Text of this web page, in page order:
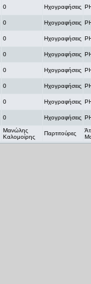
0 Ηχογραφήσεις
0 Ηχογραφήσεις
0 Ηχογραφήσεις
0 Ηχογραφήσεις
0 Ηχογραφήσεις
0 Ηχογραφήσεις
0 Ηχογραφήσεις
0 Ηχογραφήσεις
Μανώλης
Καλομοίρης
Παρτιτούρες